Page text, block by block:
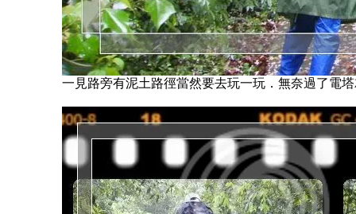
一見路旁有泥土路徑當然要去玩一玩．無奈過了電